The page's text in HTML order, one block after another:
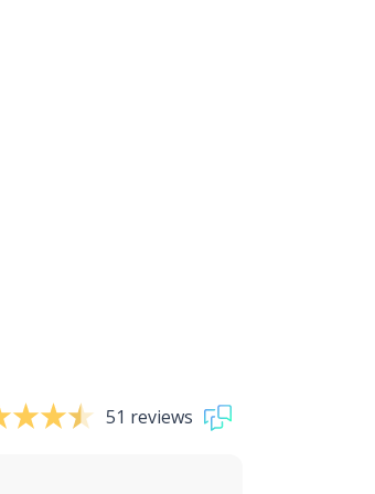
51 reviews